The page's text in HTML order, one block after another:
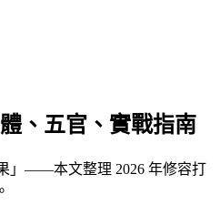
、五官、實戰指南
」——本文整理 2026 年修容打